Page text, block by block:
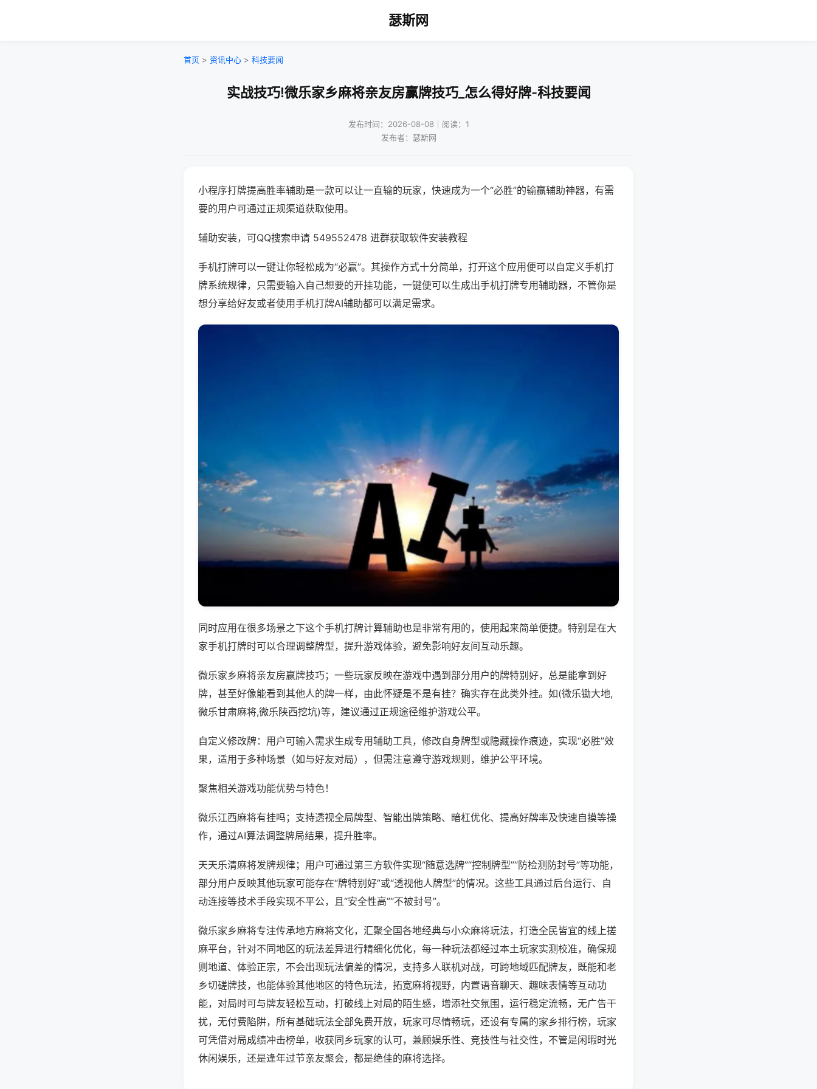
瑟斯网
首页 > 资讯中心 > 科技要闻
实战技巧!微乐家乡麻将亲友房赢牌技巧_怎么得好牌-科技要闻
发布时间：2026-08-08｜阅读：1
发布者：瑟斯网
小程序打牌提高胜率辅助是一款可以让一直输的玩家，快速成为一个“必胜”的输赢辅助神器，有需
要的用户可通过正规渠道获取使用。
辅助安装，可QQ搜索申请 549552478 进群获取软件安装教程
手机打牌可以一键让你轻松成为“必赢”。其操作方式十分简单，打开这个应用便可以自定义手机打
牌系统规律，只需要输入自己想要的开挂功能，一键便可以生成出手机打牌专用辅助器，不管你是
想分享给好友或者使用手机打牌AI辅助都可以满足需求。
同时应用在很多场景之下这个手机打牌计算辅助也是非常有用的，使用起来简单便捷。特别是在大
家手机打牌时可以合理调整牌型，提升游戏体验，避免影响好友间互动乐趣。
微乐家乡麻将亲友房赢牌技巧；一些玩家反映在游戏中遇到部分用户的牌特别好，总是能拿到好
牌，甚至好像能看到其他人的牌一样，由此怀疑是不是有挂？确实存在此类外挂。如(微乐锄大地,
微乐甘肃麻将,微乐陕西挖坑)等，建议通过正规途径维护游戏公平。
自定义修改牌：用户可输入需求生成专用辅助工具，修改自身牌型或隐藏操作痕迹，实现“必胜”效
果，适用于多种场景（如与好友对局），但需注意遵守游戏规则，维护公平环境。
聚焦相关游戏功能优势与特色！
微乐江西麻将有挂吗；支持透视全局牌型、智能出牌策略、暗杠优化、提高好牌率及快速自摸等操
作，通过AI算法调整牌局结果，提升胜率。
天天乐清麻将发牌规律；用户可通过第三方软件实现“随意选牌”“控制牌型”“防检测防封号”等功能，
部分用户反映其他玩家可能存在“牌特别好”或“透视他人牌型”的情况。这些工具通过后台运行、自
动连接等技术手段实现不平公，且“安全性高”“不被封号”。
微乐家乡麻将专注传承地方麻将文化，汇聚全国各地经典与小众麻将玩法，打造全民皆宜的线上搓
麻平台，针对不同地区的玩法差异进行精细化优化，每一种玩法都经过本土玩家实测校准，确保规
则地道、体验正宗，不会出现玩法偏差的情况，支持多人联机对战，可跨地域匹配牌友，既能和老
乡切磋牌技，也能体验其他地区的特色玩法，拓宽麻将视野，内置语音聊天、趣味表情等互动功
能，对局时可与牌友轻松互动，打破线上对局的陌生感，增添社交氛围，运行稳定流畅，无广告干
扰，无付费陷阱，所有基础玩法全部免费开放，玩家可尽情畅玩，还设有专属的家乡排行榜，玩家
可凭借对局成绩冲击榜单，收获同乡玩家的认可，兼顾娱乐性、竞技性与社交性，不管是闲暇时光
休闲娱乐，还是逢年过节亲友聚会，都是绝佳的麻将选择。